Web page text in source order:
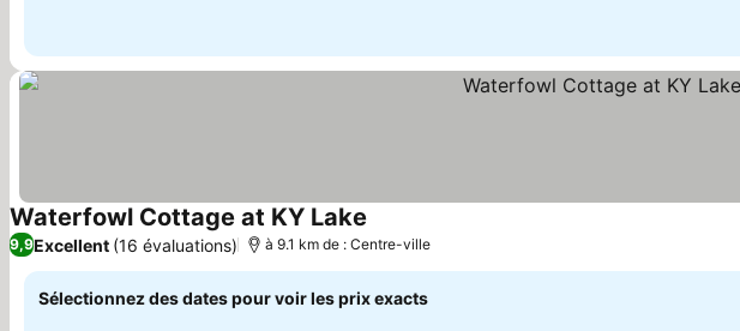
Waterfowl Cottage at KY Lake
9,9Excellent (16 évaluations) à 9.1 km de : Centre-ville
Sélectionnez des dates pour voir les prix exacts